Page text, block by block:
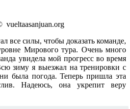
vueltaasanjuan.org
все силы, чтобы доказать команде,
Мирового тура. Очень много
увидела мой прогресс во время
зиму я выезжал на тренировки с
была погода. Теперь пришла эта
Надеюсь, она укрепит веру